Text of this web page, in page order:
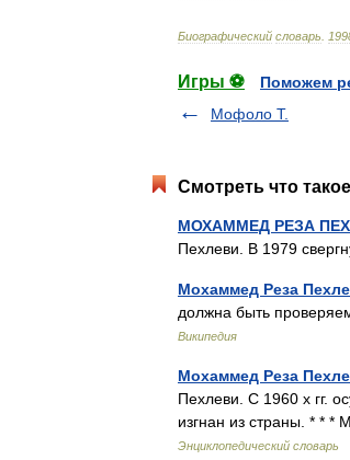
Биографический словарь
Игры ⚽
Поможем
Мофоло Т.
Смотреть что
МОХАММЕД РЕЗА
Пехлеви. В 1979
Мохаммед Реза
должна быть
Википедия
Мохаммед Реза
Пехлеви. С 1960 х гг.
изгнан из страны. *
Энциклопедический словарь